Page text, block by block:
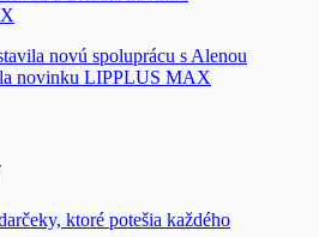
novú spoluprácu s Alenou
novinku LIPPLUS MAX